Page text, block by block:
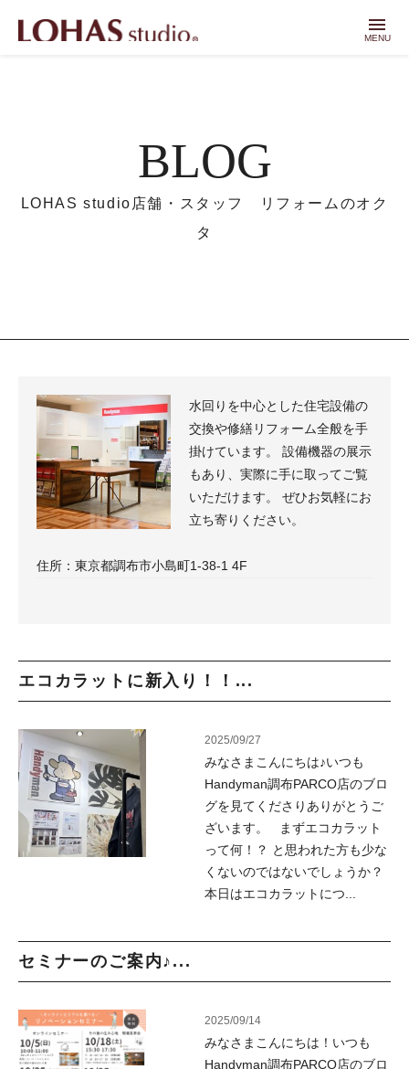
menu
MENU
BLOG
LOHAS studio店舗・スタッフ リフォームのオク
タ
水回りを中心とした住宅設備の
交換や修繕リフォーム全般を手
掛けています。 設備機器の展示
もあり、実際に手に取ってご覧
いただけます。 ぜひお気軽にお
立ち寄りください。
住所：東京都調布市小島町1-38-1 4F
エコカラットに新入り！！...
2025/09/27
みなさまこんにちは♪いつも
Handyman調布PARCO店のブロ
グを見てくださりありがとうご
ざいます。 まずエコカラット
って何！？ と思われた方も少な
くないのではないでしょうか？
本日はエコカラットにつ...
セミナーのご案内♪...
2025/09/14
みなさまこんにちは！いつも
Handyman調布PARCO店のブロ